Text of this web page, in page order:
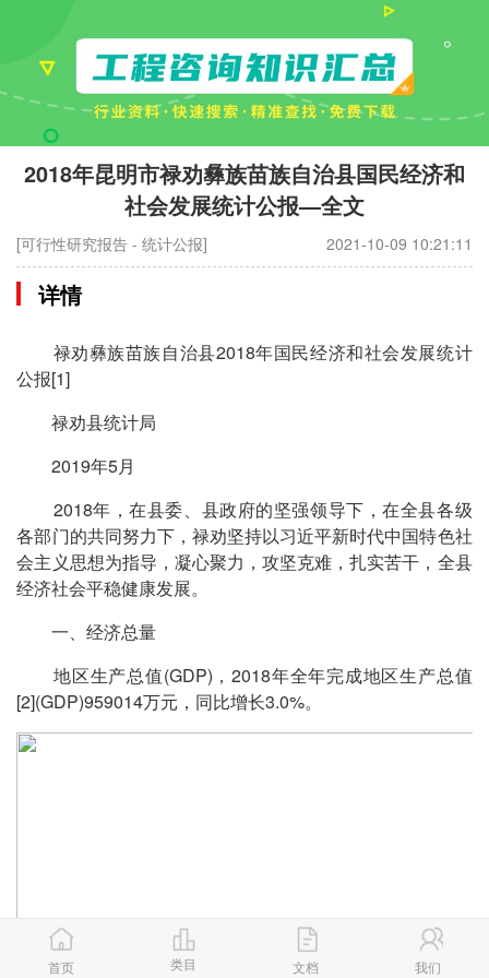
2018年昆明市禄劝彝族苗族自治县国民经济和
社会发展统计公报—全文
[可行性研究报告 - 统计公报] 2021-10-09 10:21:11
详情
禄劝彝族苗族自治县2018年国民经济和社会发展统计
公报[1]
禄劝县统计局
2019年5月
2018年，在县委、县政府的坚强领导下，在全县各级
各部门的共同努力下，禄劝坚持以习近平新时代中国特色社
会主义思想为指导，凝心聚力，攻坚克难，扎实苦干，全县
经济社会平稳健康发展。
一、经济总量
地区生产总值(GDP)，2018年全年完成地区生产总值
[2](GDP)959014万元，同比增长3.0%。
首页 类目 文档 我们